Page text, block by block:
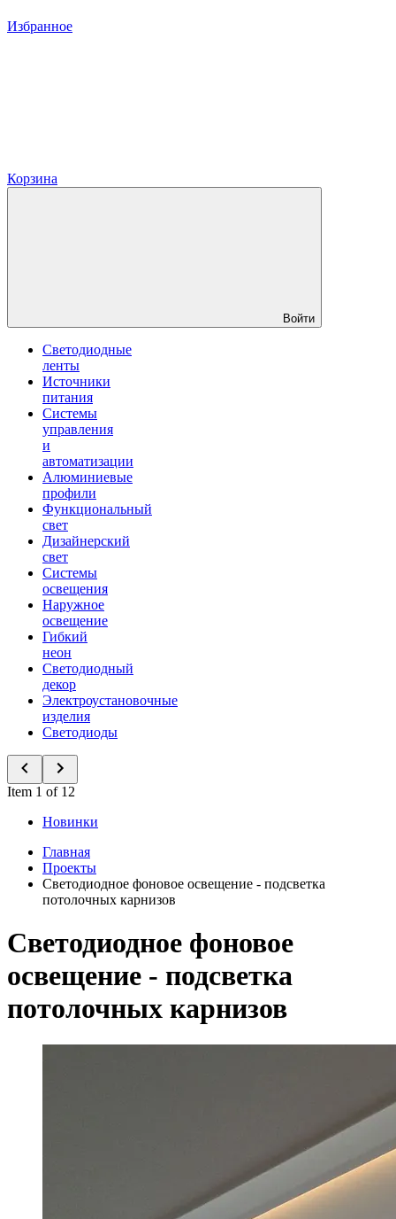
Избранное
Корзина
Войти
Светодиодные
ленты
Источники
питания
Системы
управления
и
автоматизации
Алюминиевые
профили
Функциональный
свет
Дизайнерский
свет
Системы
освещения
Наружное
освещение
Гибкий
неон
Светодиодный
декор
Электроустановочные
изделия
Светодиоды
Item 1 of 12
Новинки
Главная
Проекты
Светодиодное фоновое освещение - подсветка
потолочных карнизов
Светодиодное фоновое
освещение - подсветка
потолочных карнизов